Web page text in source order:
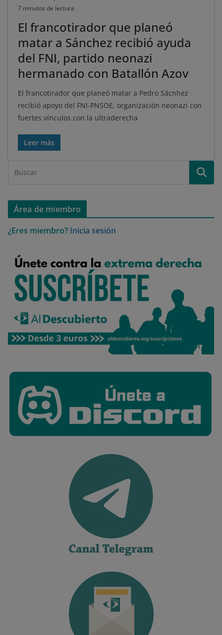
7 minutos de lectura
El francotirador que planeó
matar a Sánchez recibió ayuda
del FNI, partido neonazi
hermanado con Batallón Azov
El francotirador que planeó matar a Pedro Sácnhez
recibió apoyo del FNI-PNSOE, organización neonazi con
fuertes vínculos con la ultraderecha
Leer más
Área de miembro
¿Eres miembro? Inicia sesión